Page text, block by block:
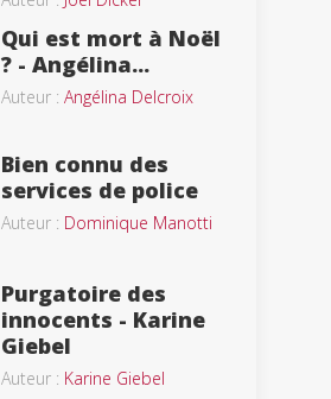
Qui est mort à Noël
? - Angélina...
Auteur : Angélina Delcroix
Bien connu des
services de police
Auteur : Dominique Manotti
Purgatoire des
innocents - Karine
Giebel
Auteur : Karine Giebel